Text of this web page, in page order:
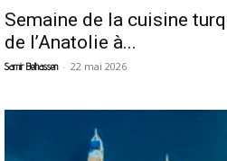
Semaine de la cuisine
de l’Anatolie à...
Samir Belhassen - 22 mai 2026